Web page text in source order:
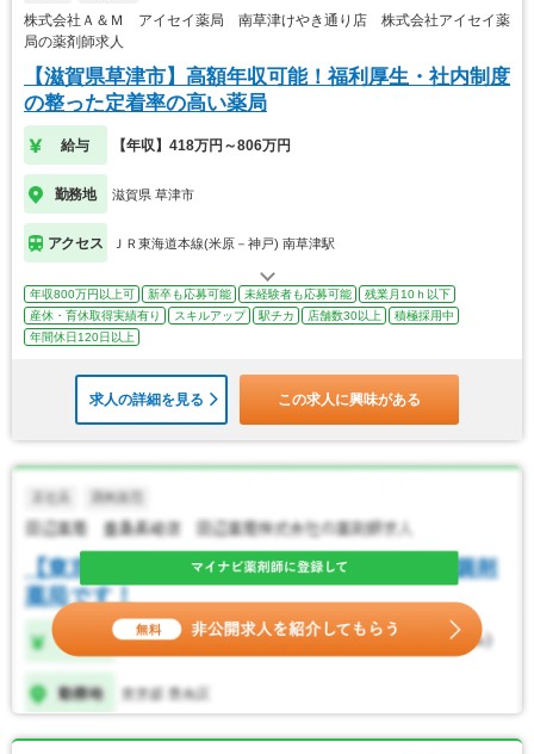
株式会社Ａ＆Ｍ アイセイ薬局 南草津けやき通り店 株式会社アイセイ薬
局の薬剤師求人
【滋賀県草津市】高額年収可能！福利厚生・社内制度
の整った定着率の高い薬局
給与 【年収】418万円～806万円
勤務地 滋賀県 草津市
アクセス ＪＲ東海道本線(米原－神戸) 南草津駅
年収800万円以上可 新卒も応募可能 未経験者も応募可能
残業月10ｈ以下
産休・育休取得実績有り
スキルアップ 駅チカ 店舗数30以上
積極採用中
年間休日120日以上
求人の詳細を見る この求人に興味がある